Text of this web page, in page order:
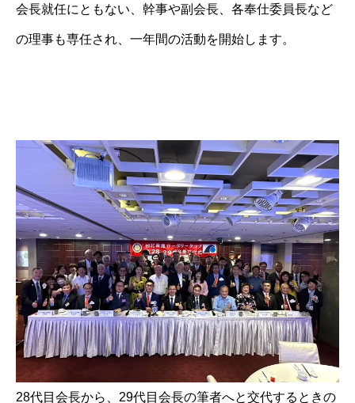
会長就任にともない、幹事や副会長、各奉仕委員長など
の理事も専任され、一年間の活動を開始します。
28代目会長から、29代目会長の筆者へと交代するときの